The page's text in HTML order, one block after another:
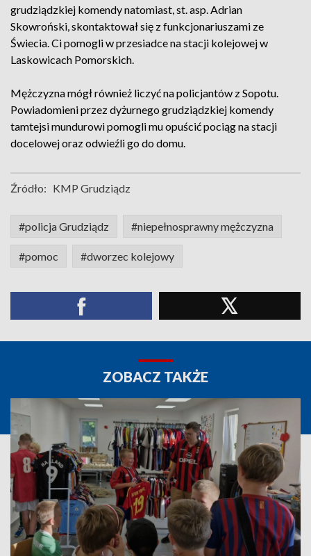
grudziądzkiej komendy natomiast, st. asp. Adrian
Skowroński, skontaktował się z funkcjonariuszami ze
Świecia. Ci pomogli w przesiadce na stacji kolejowej w
Laskowicach Pomorskich.
Mężczyzna mógł również liczyć na policjantów z Sopotu.
Powiadomieni przez dyżurnego grudziądzkiej komendy
tamtejsi mundurowi pomogli mu opuścić pociąg na stacji
docelowej oraz odwieźli go do domu.
Źródło: KMP Grudziądz
#policja Grudziądz #niepełnosprawny mężczyzna
#pomoc #dworzec kolejowy
ZOBACZ TAKŻE